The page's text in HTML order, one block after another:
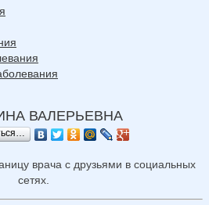
ВАЛЕРЬЕВНА
врача с друзьями в социальных
сетях.